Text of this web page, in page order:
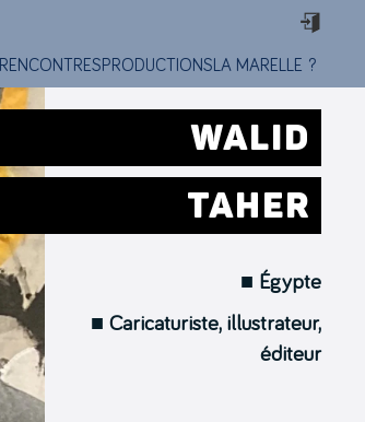
RENCONTRESPRODUCTIONS LA MARELLE ?
WALID
TAHER
■ Égypte
■ Caricaturiste, illustrateur,
éditeur